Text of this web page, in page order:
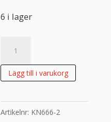
6 i lager
mängd
Lägg till i varukorg
Artikelnr: KN666-2